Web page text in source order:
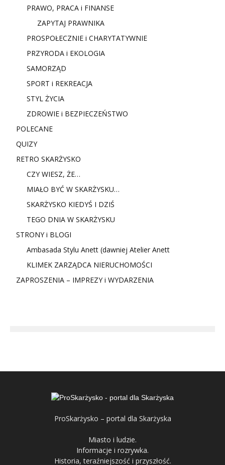
PRAWO, PRACA i FINANSE
ZAPYTAJ PRAWNIKA
PROSPOŁECZNIE i CHARYTATYWNIE
PRZYRODA i EKOLOGIA
SAMORZĄD
SPORT i REKREACJA
STYL ŻYCIA
ZDROWIE i BEZPIECZEŃSTWO
POLECANE
QUIZY
RETRO SKARŻYSKO
CZY WIESZ, ŻE…
MIAŁO BYĆ W SKARŻYSKU…
SKARŻYSKO KIEDYŚ I DZIŚ
TEGO DNIA W SKARŻYSKU
STRONY i BLOGI
Ambasada Stylu Anett (dawniej Atelier Anett
KLIMEK ZARZĄDCA NIERUCHOMOŚCI
ZAPROSZENIA – IMPREZY i WYDARZENIA
ProSkarżysko – portal dla Skarżyska
Miasto i ludzie.
Informacje i rozrywka.
Historia, teraźniejszość i przyszłość.